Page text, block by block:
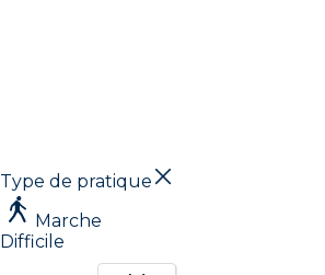
Type de pratique
Marche
Difficile